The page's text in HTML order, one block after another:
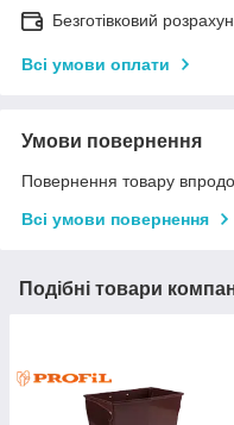
Безготівковий
Всі умови оплати
Умови повернення
Повернення товару
Всі умови повернення
Подібні товари